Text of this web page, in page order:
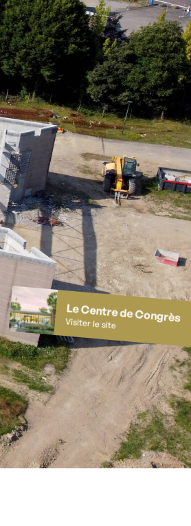
Le Centre de Congrès
Visiter le site